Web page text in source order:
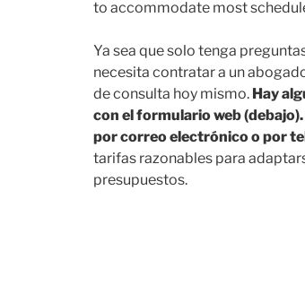
to accommodate most
Ya sea que solo tenga
necesita contratar a un
de consulta hoy mismo. Hay
con el formulario web
por correo electrónico o por
tarifas razonables para
presupuestos.